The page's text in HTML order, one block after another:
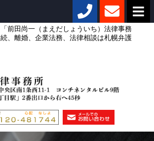
前田尚一（まえだしょういち）法律事務
、離婚、企業法務、法律相談は札幌弁護